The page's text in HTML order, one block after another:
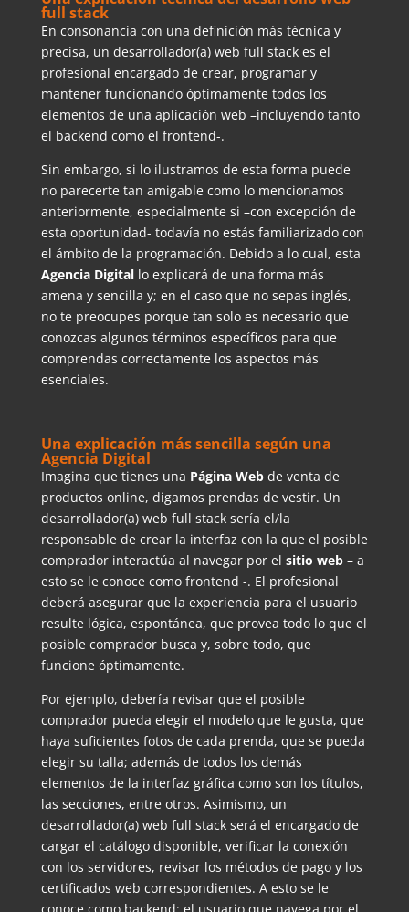
full stack
En consonancia con una definición más técnica y
precisa, un desarrollador(a) web full stack es el
profesional encargado de crear, programar y
mantener funcionando óptimamente todos los
elementos de una aplicación web –incluyendo tanto
el backend como el frontend-.
Sin embargo, si lo ilustramos de esta forma puede
no parecerte tan amigable como lo mencionamos
anteriormente, especialmente si –con excepción de
esta oportunidad- todavía no estás familiarizado con
el ámbito de la programación. Debido a lo cual, esta
Agencia Digital lo explicará de una forma más
amena y sencilla y; en el caso que no sepas inglés,
no te preocupes porque tan solo es necesario que
conozcas algunos términos específicos para que
comprendas correctamente los aspectos más
esenciales.
Una explicación más sencilla según una
Agencia Digital
Imagina que tienes una Página Web de venta de
productos online, digamos prendas de vestir. Un
desarrollador(a) web full stack sería el/la
responsable de crear la interfaz con la que el posible
comprador interactúa al navegar por el sitio web– a
esto se le conoce como frontend -. El profesional
deberá asegurar que la experiencia para el usuario
resulte lógica, espontánea, que provea todo lo que el
posible comprador busca y, sobre todo, que
funcione óptimamente.
Por ejemplo, debería revisar que el posible
comprador pueda elegir el modelo que le gusta, que
haya suficientes fotos de cada prenda, que se pueda
elegir su talla; además de todos los demás
elementos de la interfaz gráfica como son los títulos,
las secciones, entre otros. Asimismo, un
desarrollador(a) web full stack será el encargado de
cargar el catálogo disponible, verificar la conexión
con los servidores, revisar los métodos de pago y los
certificados web correspondientes. A esto se le